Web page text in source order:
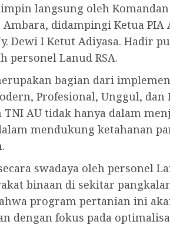
langsung oleh Komandan
Ambara, didampingi Ketua PIA
Dewi I Ketut Adiyasa. Hadir
personel Lanud RSA.
bagian dari
Profesional, Unggul, dan
AU tidak hanya dalam
mendukung ketahanan
swadaya oleh personel
binaan di sekitar
program pertanian ini
dengan fokus pada